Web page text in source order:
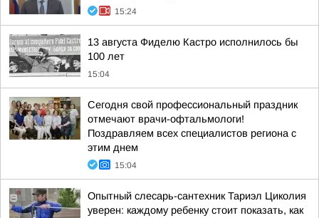
15:24
13 августа Фиделю Кастро исполнилось бы
100 лет
15:04
Сегодня свой профессиональный праздник
отмечают врачи-офтальмологи!
Поздравляем всех специалистов региона с
этим днем
15:04
Опытный слесарь-сантехник Тариэл Циколия
уверен: каждому ребенку стоит показать, как